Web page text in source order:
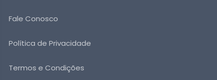
Fale Conosco
Política de Privacidade
Termos e Condições